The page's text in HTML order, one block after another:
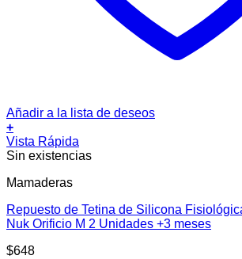
Añadir a la lista de deseos
+
Vista Rápida
Sin existencias
Mamaderas
Repuesto de Tetina de Silicona
Nuk Orificio M 2 Unidades +3 meses
$648